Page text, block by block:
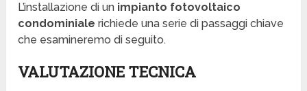
L’installazione di un impianto fotovoltaico
condominiale richiede una serie di passaggi chiave
che esamineremo di seguito.
VALUTAZIONE TECNICA